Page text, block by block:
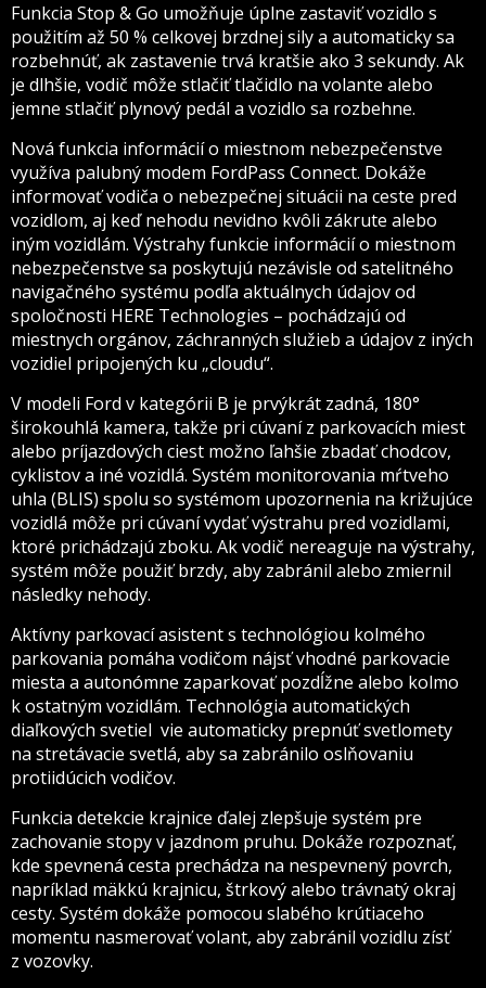
Funkcia Stop & Go umožňuje úplne zastaviť vozidlo s
použitím až 50 % celkovej brzdnej sily a automaticky sa
rozbehnúť, ak zastavenie trvá kratšie ako 3 sekundy. Ak
je dlhšie, vodič môže stlačiť tlačidlo na volante alebo
jemne stlačiť plynový pedál a vozidlo sa rozbehne.
Nová funkcia informácií o miestnom nebezpečenstve
využíva palubný modem FordPass Connect. Dokáže
informovať vodiča o nebezpečnej situácii na ceste pred
vozidlom, aj keď nehodu nevidno kvôli zákrute alebo
iným vozidlám. Výstrahy funkcie informácií o miestnom
nebezpečenstve sa poskytujú nezávisle od satelitného
navigačného systému podľa aktuálnych údajov od
spoločnosti HERE Technologies – pochádzajú od
miestnych orgánov, záchranných služieb a údajov z iných
vozidiel pripojených ku „cloudu“.
V modeli Ford v kategórii B je prvýkrát zadná, 180°
širokouhlá kamera, takže pri cúvaní z parkovacích miest
alebo príjazdových ciest možno ľahšie zbadať chodcov,
cyklistov a iné vozidlá. Systém monitorovania mŕtveho
uhla (BLIS) spolu so systémom upozornenia na križujúce
vozidlá môže pri cúvaní vydať výstrahu pred vozidlami,
ktoré prichádzajú zboku. Ak vodič nereaguje na výstrahy,
systém môže použiť brzdy, aby zabránil alebo zmiernil
následky nehody.
Aktívny parkovací asistent s technológiou kolmého
parkovania pomáha vodičom nájsť vhodné parkovacie
miesta a autonómne zaparkovať pozdĺžne alebo kolmo
k ostatným vozidlám. Technológia automatických
diaľkových svetiel vie automaticky prepnúť svetlomety
na stretávacie svetlá, aby sa zabránilo oslňovaniu
protiidúcich vodičov.
Funkcia detekcie krajnice ďalej zlepšuje systém pre
zachovanie stopy v jazdnom pruhu. Dokáže rozpoznať,
kde spevnená cesta prechádza na nespevnený povrch,
napríklad mäkkú krajnicu, štrkový alebo trávnatý okraj
cesty. Systém dokáže pomocou slabého krútiaceho
momentu nasmerovať volant, aby zabránil vozidlu zísť
z vozovky.